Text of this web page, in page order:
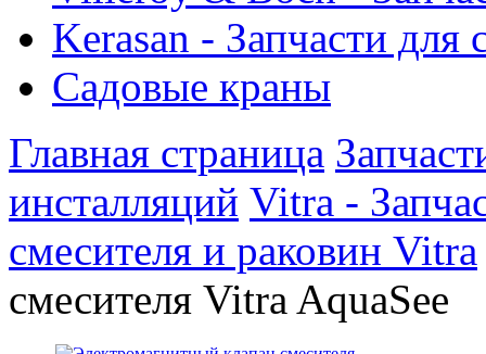
Kerasan - Запчасти для
Садовые краны
Главная страница
инсталляций Vitra -
смесителя и раковин Vitra
смесителя Vitra AquaSee